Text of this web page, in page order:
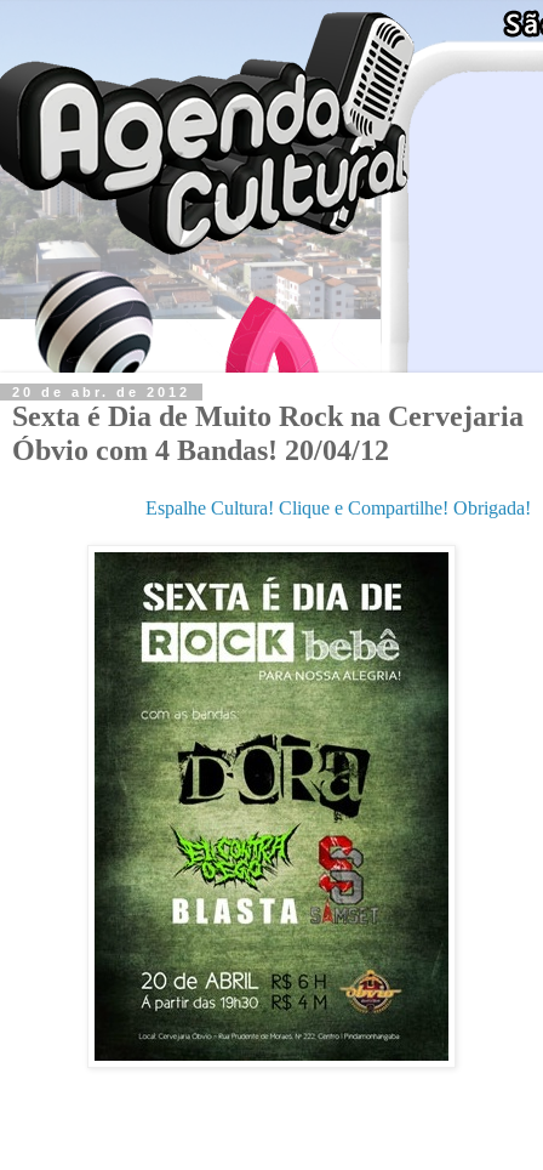
20 de abr. de 2012
Sexta é Dia de Muito Rock na Cervejaria
Óbvio com 4 Bandas! 20/04/12
Espalhe Cultura! Clique e Compartilhe! Obrigada!